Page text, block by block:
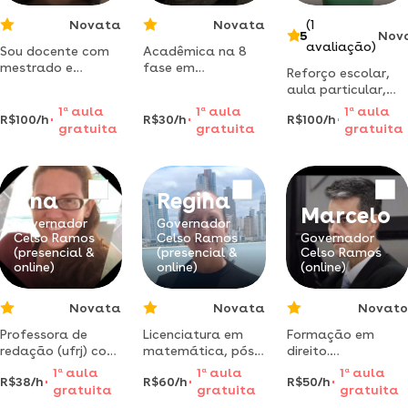
Novata
Sou docente com
mestrado e
e atuo na
orientação de
conclusão de
cursos,
dissertações e
teses.
R$100/h
1 aaula
gratuita
Novata
Acadêmica na 8
fase em
com 04 anos de
experiência na
utilizo
metodologias
personalizadas
para cada aluno.
R$30/h
1 a aula
gratuita
5
(1
avaliação)
Reforço escolar,
aula particular,
acompanhamento
escolar, estudo
acompanhado,
direta e dinâmica.
R$100/h
1 a aula
gratuita
Ana
Governador
Celso Ramos
(presencial &
online)
Novata
Professora de
redação (ufrj) com
foco no enem -
online para todo o
R$38/h
1 aaula
gratuita
Regina
Governador
Celso Ramos
(presencial &
online)
Novata
Licenciatura em
matemática, pós-
graduação em
educação de
surdos,pós
R$60/h
1 a aula
gratuita
Marcelo
Governador
Celso Ramos
(online)
Novato
Formação em
direito.
especialização
lato sensu em
direito civil e
R$50/h
1 aaula
gratuita